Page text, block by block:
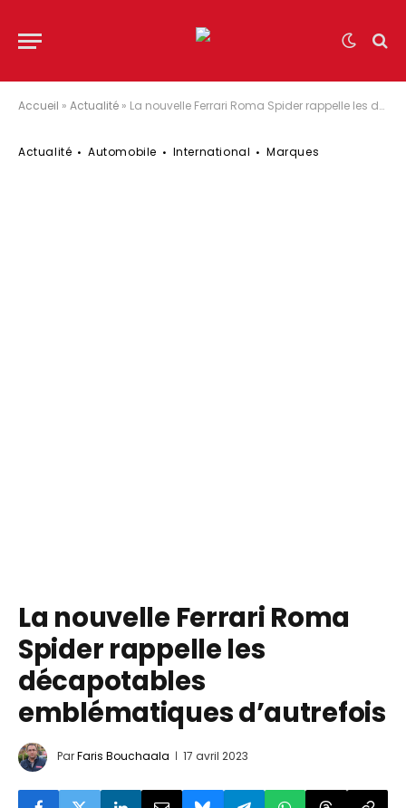
Accueil » Actualité » La nouvelle Ferrari Roma Spider rappelle les décapotables emblématiques d’autrefois
Actualité Automobile International Marques
La nouvelle Ferrari Roma
Spider rappelle les
décapotables
emblématiques d’autrefois
ParFaris Bouchaala 17 avril 2023